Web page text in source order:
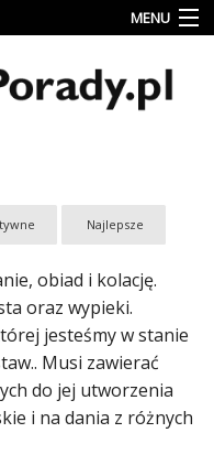
MENU
Najlepsze
obiad i kolację.
oraz wypieki.
jesteśmy w stanie
Musi zawierać
do jej utworzenia
i na dania z różnych